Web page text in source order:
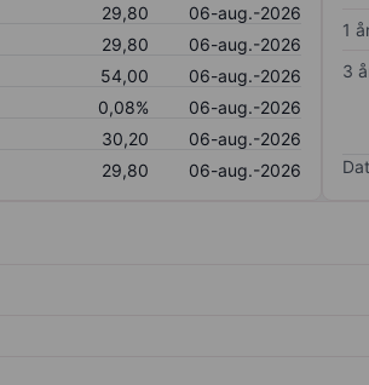
29,80
06-aug.-2026
29,80
06-aug.-2026
54,00
06-aug.-2026
0,08%
06-aug.-2026
30,20
06-aug.-2026
29,80 06-aug.-2026
1
3